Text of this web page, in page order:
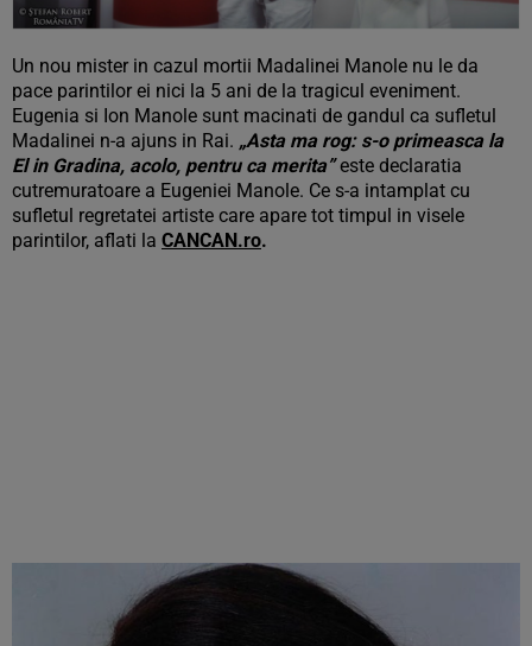
Un nou mister in cazul mortii Madalinei Manole nu le da
pace parintilor ei nici la 5 ani de la tragicul eveniment.
Eugenia si Ion Manole sunt macinati de gandul ca sufletul
Madalinei n-a ajuns in Rai. „Asta ma rog: s-o primeasca la
El in Gradina, acolo, pentru ca merita”este declaratia
cutremuratoare a Eugeniei Manole. Ce s-a intamplat cu
sufletul regretatei artiste care apare tot timpul in visele
parintilor, aflati la CANCAN.ro.